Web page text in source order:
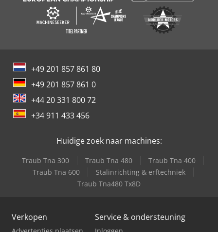
+49 201 857 861 80
+49 201 857 861 0
+44 20 331 800 72
+34 911 433 456
Huidige zoek naar machines:
Traub Tna 300 Traub Tna 480
Traub Tna 400
Traub Tna 600
Stalinrichting & erftechniek
Traub Tna480 Tx8D
Verkopen Service & ondersteuning